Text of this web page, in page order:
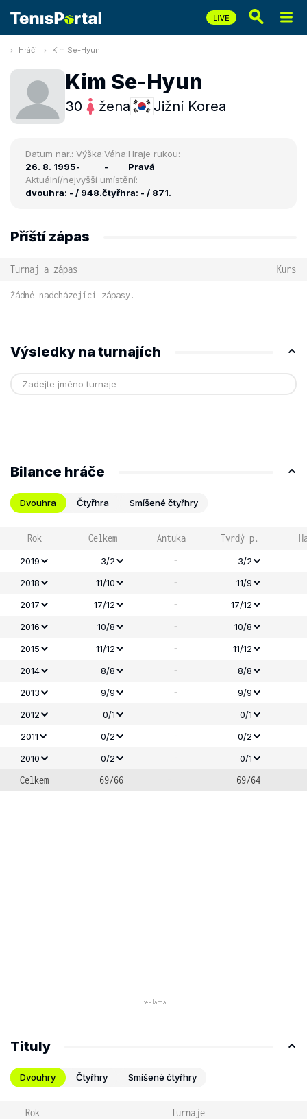
Hráči Kim Se-Hyun
Kim Se-Hyun
30 žena Jižní Korea
Datum nar.:
26. 8. 1995
Výška:
-
Váha:
-
Hraje rukou:
Pravá
Aktuální/nejvyšší umístění:
dvouhra: - / 948.čtyřhra: - / 871.
Příští zápas
Turnaj a zápas Kurs
Žádné nadcházející zápasy.
Výsledky na turnajích
Bilance hráče
Dvouhra Čtyřhra Smíšené čtyřhry
Rok Celkem Antuka Tvrdý p.
2019 3/2 -
3/2
2018
11/10 -
11/9
2017
17/12 -
17/12
2016
10/8 -
10/8
2015
11/12 -
11/12
2014
8/8 -
8/8
2013
9/9 -
9/9
2012
0/1 -
0/1
2011
0/2 -
0/2
2010
0/2 - 0/1
Celkem 69/66 - 69/64
Tituly
Dvouhry Čtyřhry Smíšené čtyřhry
Rok Turnaje